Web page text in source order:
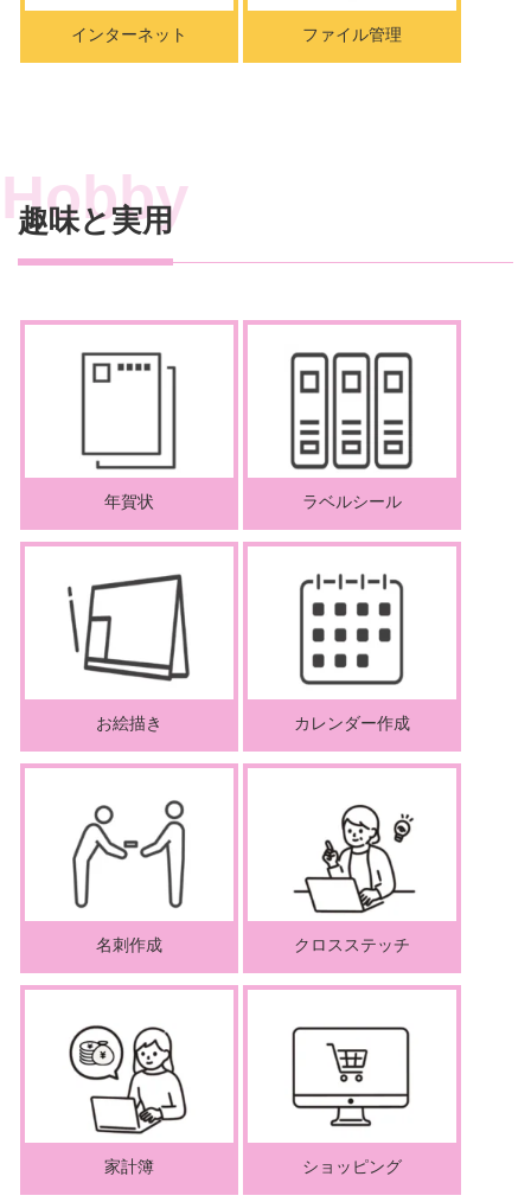
インターネット ファイル管理
趣味と実用
年賀状 ラベルシール
お絵描き カレンダー作成
名刺作成 クロスステッチ
家計簿 ショッピング